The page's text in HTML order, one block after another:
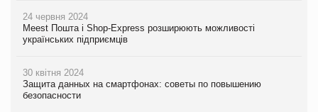
24 червня 2024
Meest Пошта і Shop-Express розширюють можливості
українських підприємців
30 квітня 2024
Защита данных на смартфонах: советы по повышению
безопасности